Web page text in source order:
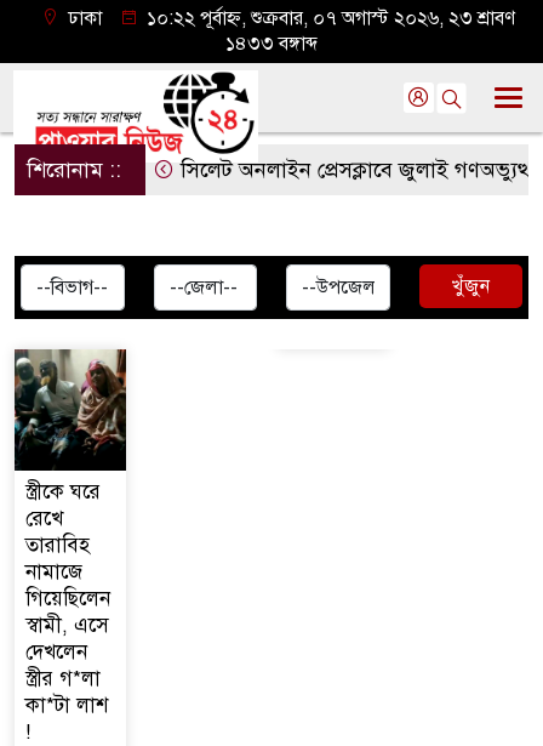
ঢাকা
১০:২২ পূর্বাহ্ন, শুক্রবার, ০৭ অগাস্ট ২০২৬, ২৩ শ্রাবণ
১৪৩৩ বঙ্গাব্দ
শিরোনাম :: সিলেট অনলাইন প্রেসক্লাবে জুলাই
খুঁজুন
স্ত্রীকে ঘরে
রেখে
তারাবিহ
নামাজে
গিয়েছিলেন
স্বামী, এসে
দেখলেন
স্ত্রীর গ*লা
কা*টা লাশ
!